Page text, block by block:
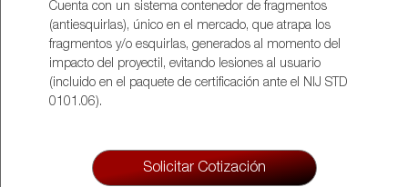
Cuenta con un sistema contenedor de fragmentos
(antiesquirlas), único en el mercado, que atrapa los
fragmentos y/o esquirlas, generados al momento del
impacto del proyectil, evitando lesiones al usuario
(incluido en el paquete de certificación ante el NIJ STD
0101.06).
Solicitar Cotización